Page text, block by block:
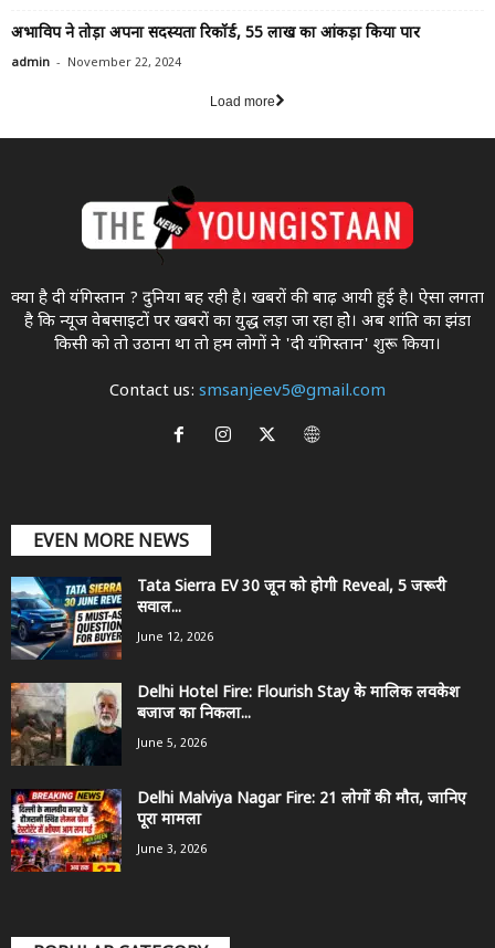
अभाविप ने तोड़ा अपना सदस्यता रिकॉर्ड, 55 लाख का आंकड़ा किया पार
admin - November 22, 2024
Load more
क्या है दी यंगिस्तान ? दुनिया बह रही है। खबरों की बाढ़ आयी हुई है। ऐसा लगता
है कि न्यूज वेबसाइटों पर खबरों का युद्ध लड़ा जा रहा होे। अब शांति का झंडा
किसी को तो उठाना था ताे हम लोगों ने 'दी यंगिस्तान' शुरू किया।
Contact us: smsanjeev5@gmail.com
EVEN MORE NEWS
Tata Sierra EV 30 जून को होगी Reveal, 5 जरूरी
सवाल...
June 12, 2026
Delhi Hotel Fire: Flourish Stay के मालिक लवकेश
बजाज का निकला...
June 5, 2026
Delhi Malviya Nagar Fire: 21 लोगों की मौत, जानिए
पूरा मामला
June 3, 2026